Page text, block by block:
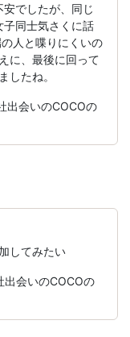
でしたが、同じ
子同士気さくに話
人と喋りにくいの
に、最後に回って
したね。
会いのCOCOの
してみたい
会いのCOCOの